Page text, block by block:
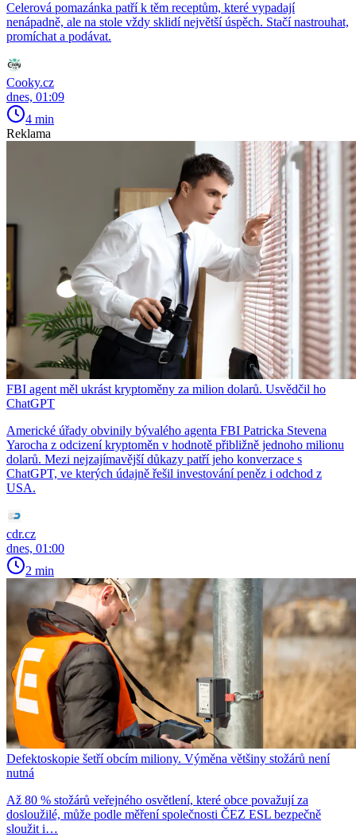
Celerová pomazánka patří k těm receptům, které vypadají
nenápadně, ale na stole vždy sklidí největší úspěch. Stačí nastrouhat,
promíchat a podávat.
Cooky.cz
dnes, 01:09
4 min
Reklama
FBI agent měl ukrást kryptoměny za milion dolarů. Usvědčil ho
ChatGPT
Americké úřady obvinily bývalého agenta FBI Patricka Stevena
Yarocha z odcizení kryptoměn v hodnotě přibližně jednoho milionu
dolarů. Mezi nejzajímavější důkazy patří jeho konverzace s
ChatGPT, ve kterých údajně řešil investování peněz i odchod z
USA.
cdr.cz
dnes, 01:00
2 min
Defektoskopie šetří obcím miliony. Výměna většiny stožárů není
nutná
Až 80 % stožárů veřejného osvětlení, které obce považují za
dosloužilé, může podle měření společnosti ČEZ ESL bezpečně
sloužit i…